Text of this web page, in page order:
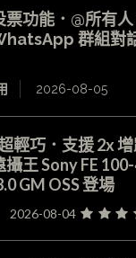
票功能．@所有
群組對
2026-08-05
輕巧．支援 2x
攝王 Sony FE
GM OSS 登場
2026-08-04